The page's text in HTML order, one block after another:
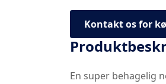
Kontakt os for
En super behagelig